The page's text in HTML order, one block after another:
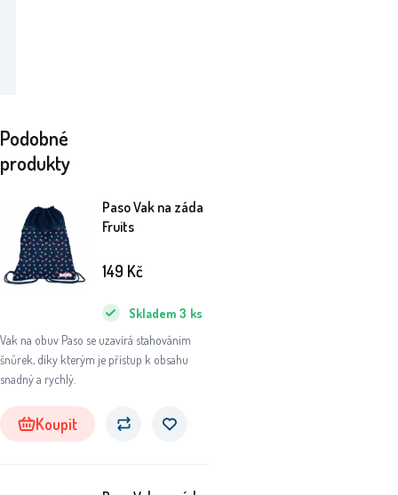
Podobné
produkty
Paso Vak na záda
Fruits
Vak na obuv Paso se uzavírá stahováním
šnůrek, díky kterým je přístup k obsahu
snadný a rychlý.
Skladem 3 ks
149 Kč
Koupit